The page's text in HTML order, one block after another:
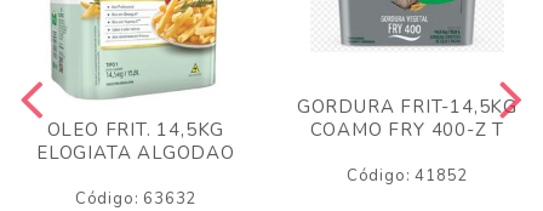
OLEO FRIT. 14,5KG
ELOGIATA ALGODAO
Código: 63632
GORDURA FRIT-14,5KG
COAMO FRY 400-Z T
Código: 41852